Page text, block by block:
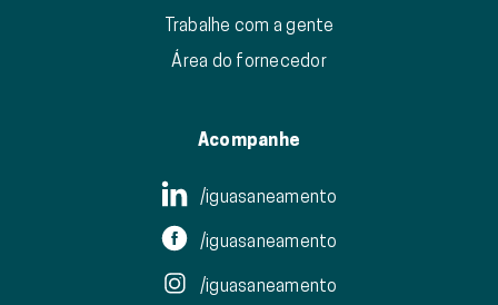
Trabalhe com a gente
Área do fornecedor
Acompanhe
/iguasaneamento
/iguasaneamento
/iguasaneamento